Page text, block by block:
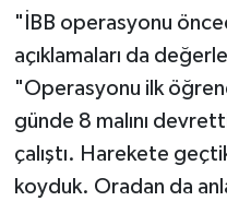
"İBB operasyonu
açıklamaları da
"Operasyonu ilk
günde 8 malını
çalıştı. Harekete
koyduk. Oradan da